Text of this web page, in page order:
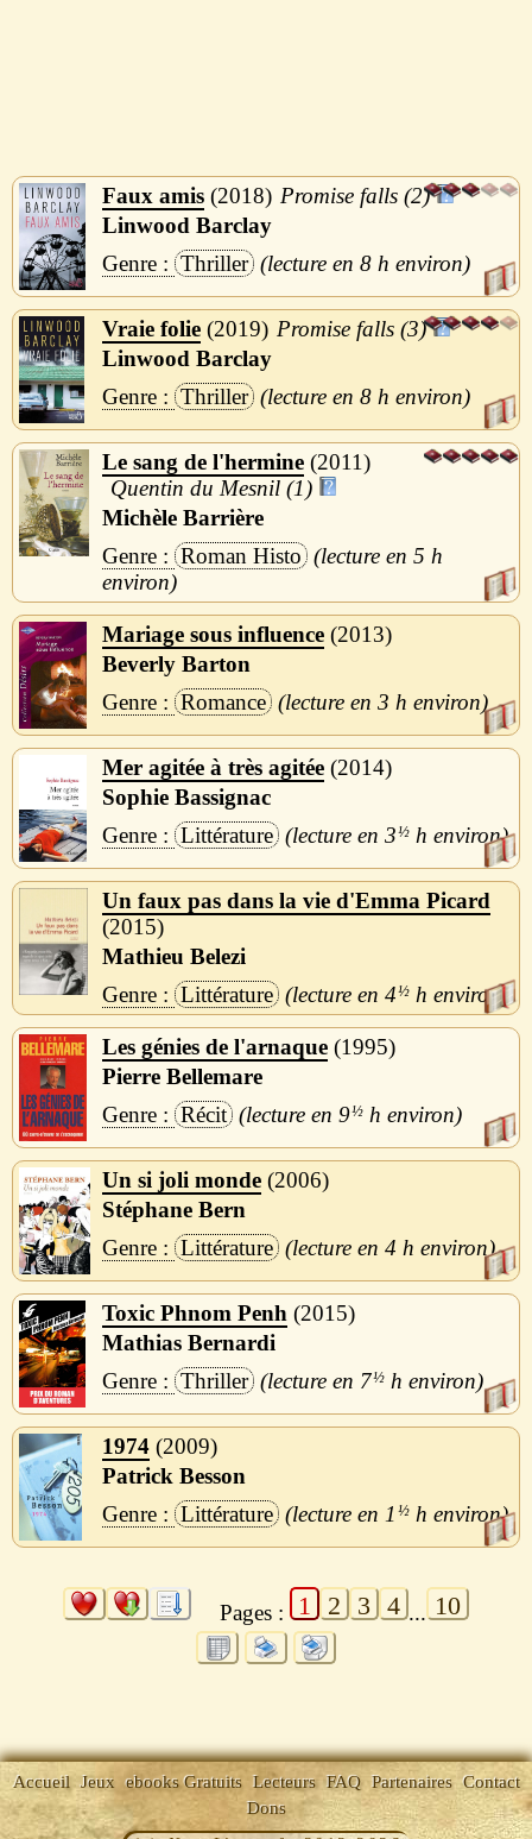
Faux amis 2018
Promise falls (2)
Linwood Barclay
Thriller
8 h
Vraie folie 2019
Promise falls (3)
Linwood Barclay
Thriller
8 h
Le sang de l'hermine 2011
Quentin du Mesnil (1)
Michèle Barrière
Roman Histo
5 h
Mariage sous influence 2013
Beverly Barton
Romance
3 h
Mer agitée à très agitée 2014
Sophie Bassignac
Littérature
3½ h
Un faux pas dans la vie d'Emma Picard
2015
Mathieu Belezi
Littérature
4½ h
Les génies de l'arnaque 1995
Pierre Bellemare
Récit
9½ h
Un si joli monde 2006
Stéphane Bern
Littérature
4 h
Toxic Phnom Penh
2015
Mathias Bernardi
Thriller
7½ h
1974 2009
Patrick Besson
Littérature
1 ½ h
Pages : 1 2 3 4 ... 10
Accueil Jeux ebooks Gratuits Lecteurs FAQ Partenaires Contact
Dons